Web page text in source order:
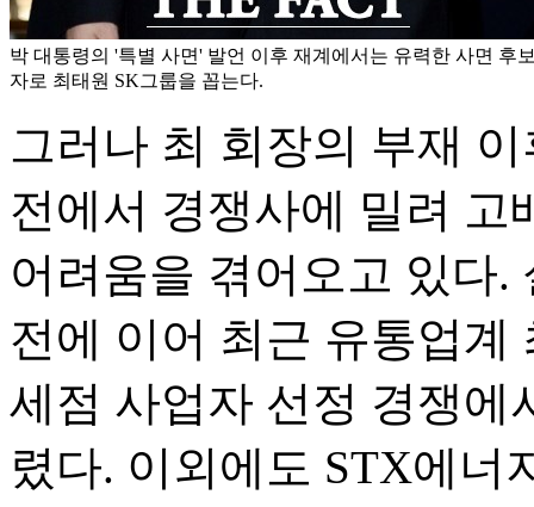
박 대통령의 '특별 사면' 발언 이후 재계에서는 유력한 사면 후
자로 최태원 SK그룹을 꼽는다.
그러나 최 회장의 부재
전에서 경쟁사에 밀려 고
어려움을 겪어오고 있다.
전에 이어 최근 유통업계
세점 사업자 선정 경쟁에
렸다. 이외에도 STX에너